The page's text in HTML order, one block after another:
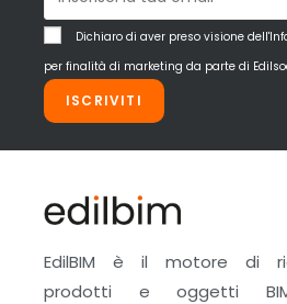
Dichiaro di aver preso visione
per finalità di marketing da parte di
ISCRIVITI
EdilBIM è il motore di
prodotti e oggetti